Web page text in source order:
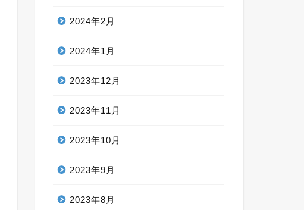
2024年2月
2024年1月
2023年12月
2023年11月
2023年10月
2023年9月
2023年8月